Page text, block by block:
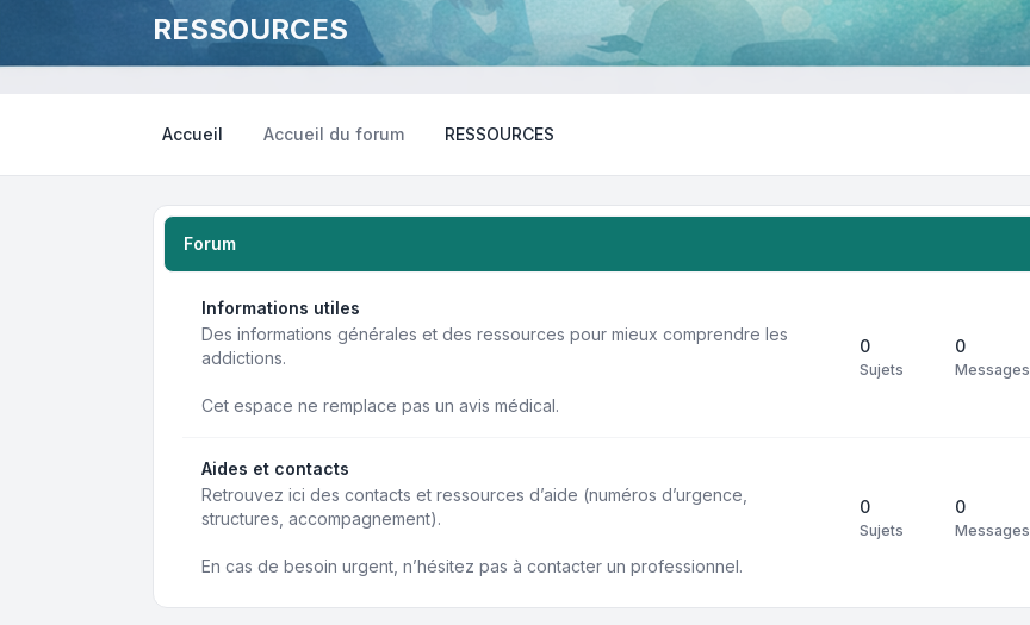
RESSOURCES
Accueil Accueil du forum RESSOURCES
Forum
Informations utiles
Des informations générales et des ressources pour mieux comprendre les
addictions.
Cet espace ne remplace pas un avis médical.
0
Sujets
0
Messages
Aides et contacts
Retrouvez ici des contacts et ressources d’aide (numéros d’urgence,
structures, accompagnement).
En cas de besoin urgent, n’hésitez pas à contacter un professionnel.
0
Sujets
0
Messages